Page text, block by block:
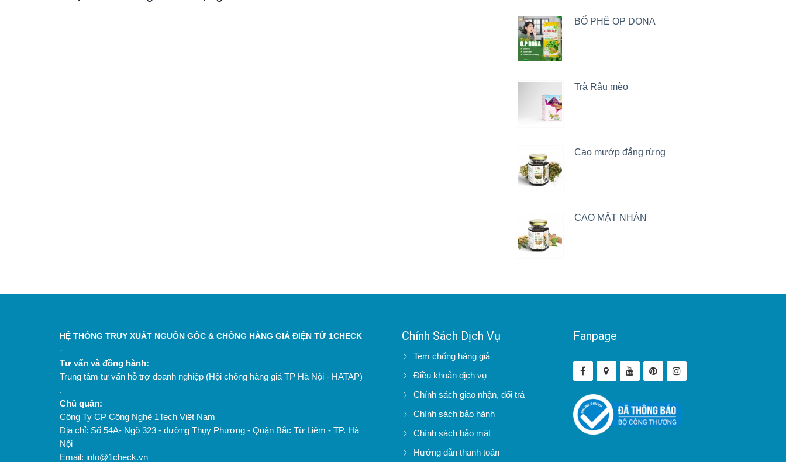
BỔ PHẾ OP DONA
Trà Râu mèo
Cao mướp đắng rừng
CAO MẬT NHÂN
HỆ THỐNG TRUY XUẤT NGUỒN GỐC & CHỐNG HÀNG GIẢ ĐIỆN TỬ 1CHECK
-
Tư vấn và đồng hành:
Trung tâm tư vấn hỗ trợ doanh nghiệp (Hội chống hàng giả TP Hà Nội - HATAP)
.
Chủ quản:
Công Ty CP Công Nghệ 1Tech Việt Nam
Địa chỉ: Số 54A- Ngõ 323 - đường Thụy Phương - Quận Bắc Từ Liêm - TP. Hà
Nội
Email: info@1check.vn
Chính Sách Dịch Vụ
Tem chống hàng giả
Điều khoản dịch vụ
Chính sách giao nhận, đổi trả
Chính sách bảo hành
Chính sách bảo mật
Hướng dẫn thanh toán
Fanpage